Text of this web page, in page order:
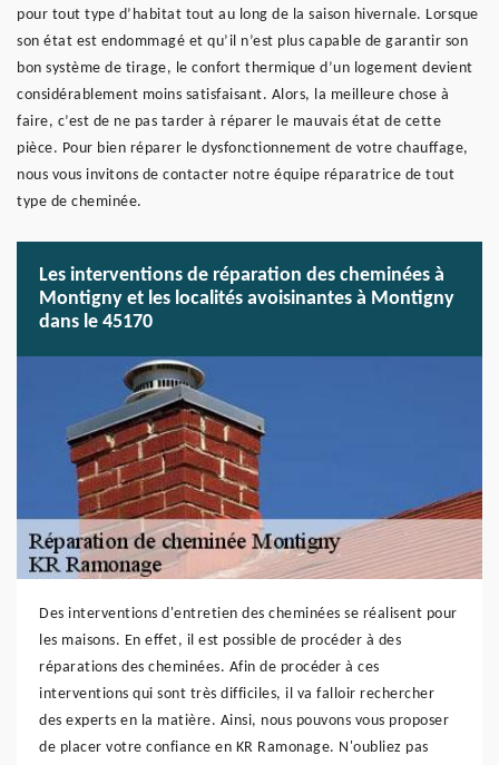
pour tout type d’habitat tout au long de la saison hivernale. Lorsque
son état est endommagé et qu’il n’est plus capable de garantir son
bon système de tirage, le confort thermique d’un logement devient
considérablement moins satisfaisant. Alors, la meilleure chose à
faire, c’est de ne pas tarder à réparer le mauvais état de cette
pièce. Pour bien réparer le dysfonctionnement de votre chauffage,
nous vous invitons de contacter notre équipe réparatrice de tout
type de cheminée.
Les interventions de réparation des cheminées à
Montigny et les localités avoisinantes à Montigny
dans le 45170
Des interventions d'entretien des cheminées se réalisent pour
les maisons. En effet, il est possible de procéder à des
réparations des cheminées. Afin de procéder à ces
interventions qui sont très difficiles, il va falloir rechercher
des experts en la matière. Ainsi, nous pouvons vous proposer
de placer votre confiance en KR Ramonage. N'oubliez pas